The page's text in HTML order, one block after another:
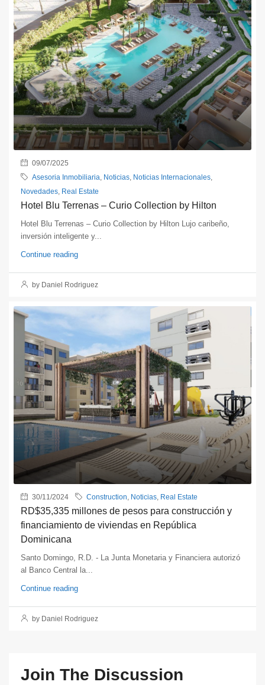
09/07/2025
Asesoria Inmobiliaria Noticias Noticias Internacionales
Novedades Real Estate
Hotel Blu Terrenas – Curio Collection by Hilton
Hotel Blu Terrenas – Curio Collection by Hilton Lujo caribeño,
inversión inteligente y...
Continue reading
by Daniel Rodriguez
30/11/2024 Construction, Noticias, Real Estate
RD$35,335 millones de pesos para construcción y
financiamiento de viviendas en República
Dominicana
Santo Domingo, R.D. - La Junta Monetaria y Financiera autorizó
al Banco Central la...
Continue reading
by Daniel Rodriguez
Join The Discussion